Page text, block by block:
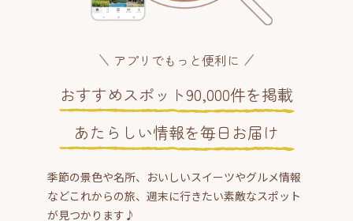
アプリでもっと便利に
おすすめスポット90,000件を掲載
あたらしい情報を毎日お届け
季節の景色や名所、おいしいスイーツやグルメ情報
などこれからの旅、週末に行きたい素敵なスポット
が見つかります♪